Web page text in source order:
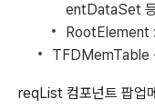
entDataSet
RootElement
TFDMemTable
reqList 컴포넌트 팝업